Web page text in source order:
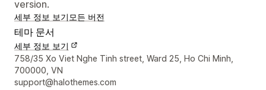
version.
세부 정보 보기 모든 버전
테마 문서
세부 정보 보기
디자이너 연락처 세부 정보
758/35 Xo Viet Nghe Tinh street, Ward 25, Ho Chi Minh,
700000, VN
support@halothemes.com